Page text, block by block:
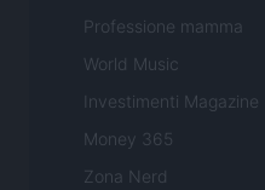
Professione mamma
World Music
Investimenti Magazine
Money 365
Zona Nerd